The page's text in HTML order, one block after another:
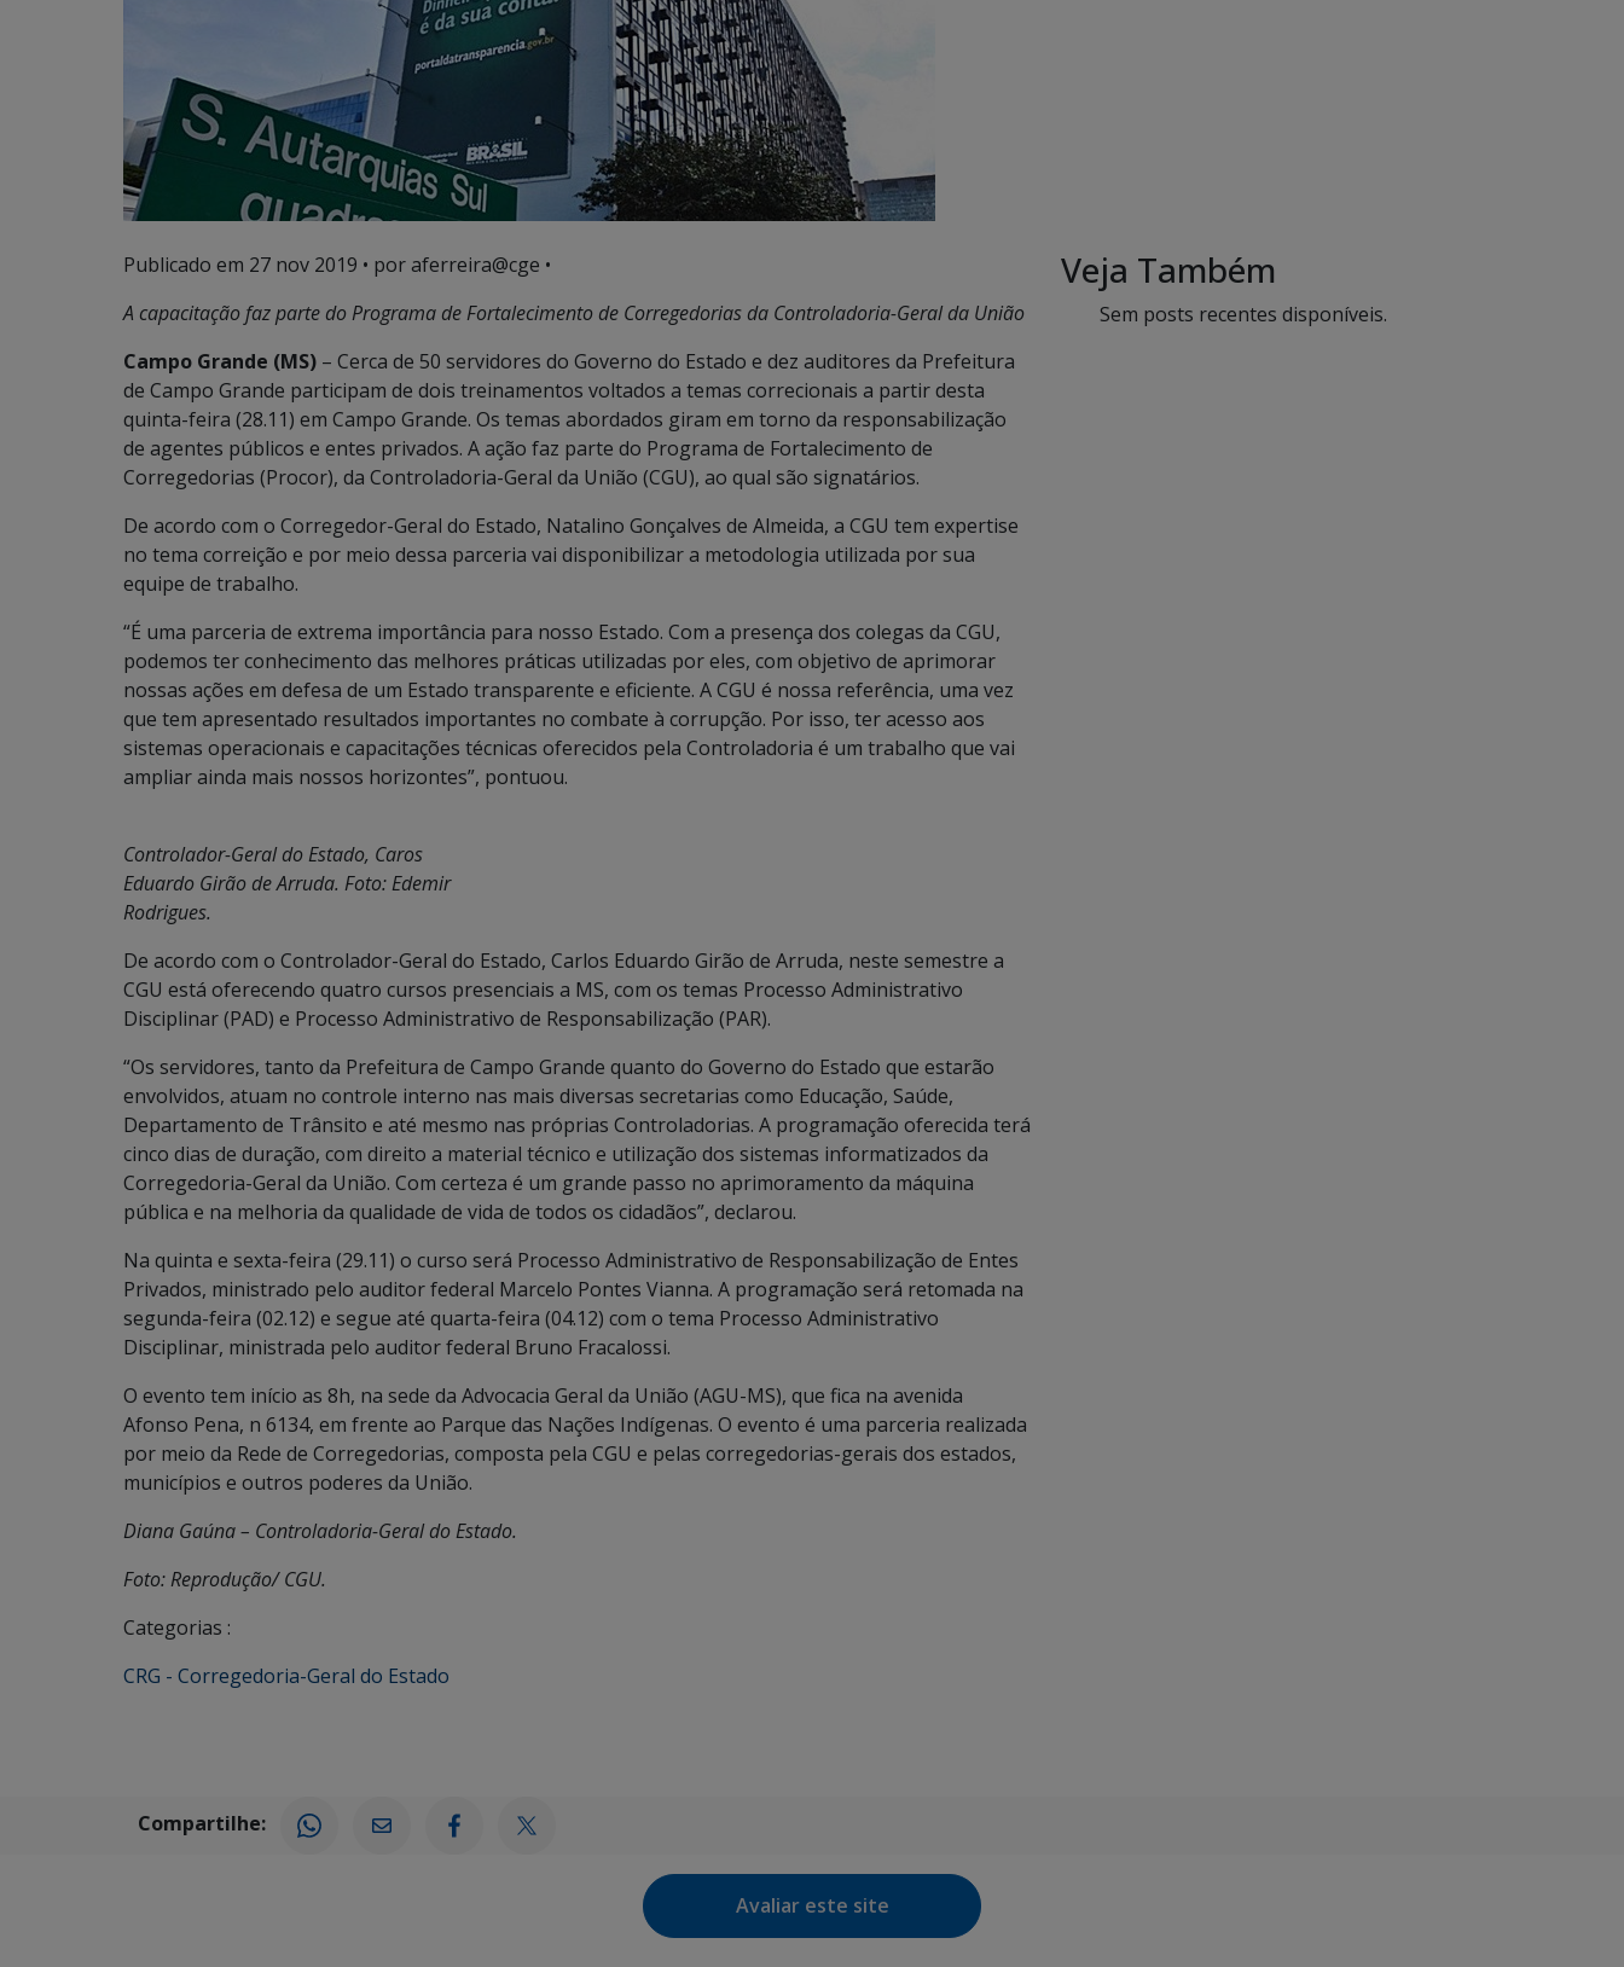
Publicado em 27 nov 2019 • por aferreira@cge •
A capacitação faz parte do Programa de Fortalecimento de Corregedorias da Controladoria-Geral da União
Campo Grande (MS) – Cerca de 50 servidores do Governo do Estado e dez auditores da Prefeitura
de Campo Grande participam de dois treinamentos voltados a temas correcionais a partir desta
quinta-feira (28.11) em Campo Grande. Os temas abordados giram em torno da responsabilização
de agentes públicos e entes privados. A ação faz parte do Programa de Fortalecimento de
Corregedorias (Procor), da Controladoria-Geral da União (CGU), ao qual são signatários.
De acordo com o Corregedor-Geral do Estado, Natalino Gonçalves de Almeida, a CGU tem expertise
no tema correição e por meio dessa parceria vai disponibilizar a metodologia utilizada por sua
equipe de trabalho.
“É uma parceria de extrema importância para nosso Estado. Com a presença dos colegas da CGU,
podemos ter conhecimento das melhores práticas utilizadas por eles, com objetivo de aprimorar
nossas ações em defesa de um Estado transparente e eficiente. A CGU é nossa referência, uma vez
que tem apresentado resultados importantes no combate à corrupção. Por isso, ter acesso aos
sistemas operacionais e capacitações técnicas oferecidos pela Controladoria é um trabalho que vai
ampliar ainda mais nossos horizontes”, pontuou.
Controlador-Geral do Estado, Caros
Eduardo Girão de Arruda. Foto: Edemir
Rodrigues.
De acordo com o Controlador-Geral do Estado, Carlos Eduardo Girão de Arruda, neste semestre a
CGU está oferecendo quatro cursos presenciais a MS, com os temas Processo Administrativo
Disciplinar (PAD) e Processo Administrativo de Responsabilização (PAR).
“Os servidores, tanto da Prefeitura de Campo Grande quanto do Governo do Estado que estarão
envolvidos, atuam no controle interno nas mais diversas secretarias como Educação, Saúde,
Departamento de Trânsito e até mesmo nas próprias Controladorias. A programação oferecida terá
cinco dias de duração, com direito a material técnico e utilização dos sistemas informatizados da
Corregedoria-Geral da União. Com certeza é um grande passo no aprimoramento da máquina
pública e na melhoria da qualidade de vida de todos os cidadãos”, declarou.
Na quinta e sexta-feira (29.11) o curso será Processo Administrativo de Responsabilização de Entes
Privados, ministrado pelo auditor federal Marcelo Pontes Vianna. A programação será retomada na
segunda-feira (02.12) e segue até quarta-feira (04.12) com o tema Processo Administrativo
Disciplinar, ministrada pelo auditor federal Bruno Fracalossi.
O evento tem início as 8h, na sede da Advocacia Geral da União (AGU-MS), que fica na avenida
Afonso Pena, n 6134, em frente ao Parque das Nações Indígenas. O evento é uma parceria realizada
por meio da Rede de Corregedorias, composta pela CGU e pelas corregedorias-gerais dos estados,
municípios e outros poderes da União.
Diana Gaúna – Controladoria-Geral do Estado.
Foto: Reprodução/ CGU.
Categorias :
CRG - Corregedoria-Geral do Estado
Veja Também
Sem posts recentes disponíveis.
Compartilhe:
Avaliar este site